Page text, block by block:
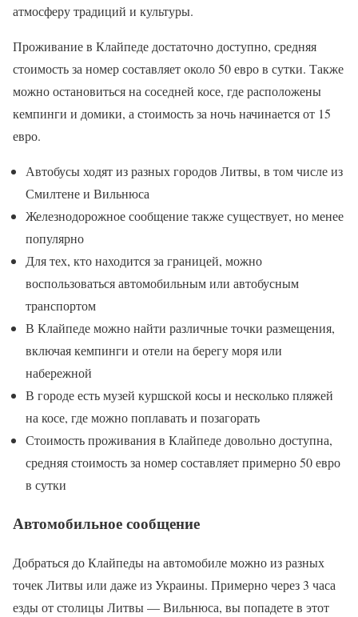
атмосферу традиций и культуры.
Проживание в Клайпеде достаточно доступно, средняя
стоимость за номер составляет около 50 евро в сутки. Также
можно остановиться на соседней косе, где расположены
кемпинги и домики, а стоимость за ночь начинается от 15
евро.
Автобусы ходят из разных городов Литвы, в том числе из
Смилтене и Вильнюса
Железнодорожное сообщение также существует, но менее
популярно
Для тех, кто находится за границей, можно
воспользоваться автомобильным или автобусным
транспортом
В Клайпеде можно найти различные точки размещения,
включая кемпинги и отели на берегу моря или
набережной
В городе есть музей куршской косы и несколько пляжей
на косе, где можно поплавать и позагорать
Стоимость проживания в Клайпеде довольно доступна,
средняя стоимость за номер составляет примерно 50 евро
в сутки
Автомобильное сообщение
Добраться до Клайпеды на автомобиле можно из разных
точек Литвы или даже из Украины. Примерно через 3 часа
езды от столицы Литвы — Вильнюса, вы попадете в этот